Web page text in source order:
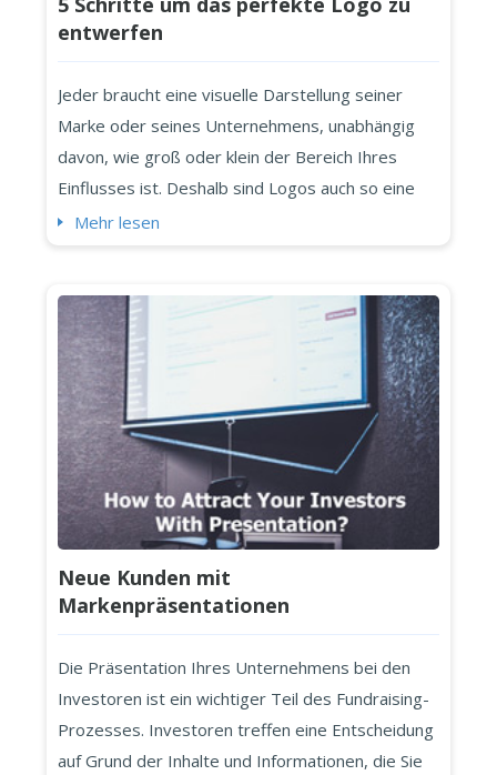
entwerfen
Jeder braucht eine visuelle Darstellung seiner
Marke oder seines Unternehmens, unabhängig
davon, wie groß oder klein der Bereich Ihres
Einflusses ist. Deshalb sind Logos auch so eine
große Sache - sie werden das Symbol an das alle
wichtigsten Grafikdesign-Projekte Ihres
Unternehmens, es ist auch einer der erste...
Mehr lesen
Neue Kunden mit
Markenpräsentationen
Die Präsentation Ihres Unternehmens bei den
Investoren ist ein wichtiger Teil des Fundraising-
Prozesses. Investoren treffen eine Entscheidung
auf Grund der Inhalte und Informationen, die Sie